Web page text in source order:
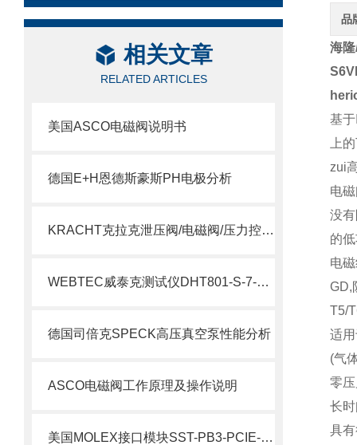
相关文章
RELATED ARTICLES
美国ASCO电磁阀说明书
德国E+H恩德斯豪斯PH电极分析
KRACHT克拉克泄压阀/电磁阀/压力控制阀选型指南
WEBTEC威泰克测试仪DHT801-S-7-L介绍
德国司倍克SPECK高压真空泵性能分析
ASCO电磁阀工作原理及操作说明
美国MOLEX接口模块SST-PB3-PCIE-2 产品解析
品
海
基
上
zui
电
没
的
电
GD,
T5/
适
(气
零
长
具